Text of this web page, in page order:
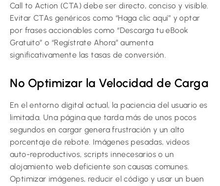
Call to Action (CTA) debe ser directo, conciso y visible.
Evitar CTAs genéricos como “Haga clic aquí” y optar
por frases accionables como “Descarga tu eBook
Gratuito” o “Regístrate Ahora” aumenta
significativamente las tasas de conversión.
No Optimizar la Velocidad de Carga
En el entorno digital actual, la paciencia del usuario es
limitada. Una página que tarda más de unos pocos
segundos en cargar genera frustración y un alto
porcentaje de rebote. Imágenes pesadas, videos
auto-reproductivos, scripts innecesarios o un
alojamiento web deficiente son causas comunes.
Optimizar imágenes, reducir el código y usar un buen